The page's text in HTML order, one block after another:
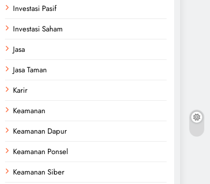
Investasi Pasif
Investasi Saham
Jasa
Jasa Taman
Karir
Keamanan
Keamanan Dapur
Keamanan Ponsel
Keamanan Siber